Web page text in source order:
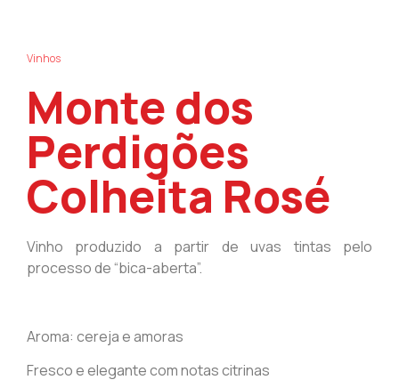
Vinhos
Monte dos
Perdigões
Colheita Rosé
Vinho produzido a partir de uvas tintas pelo
processo de “bica-aberta”.
Aroma: cereja e amoras
Fresco e elegante com notas citrinas